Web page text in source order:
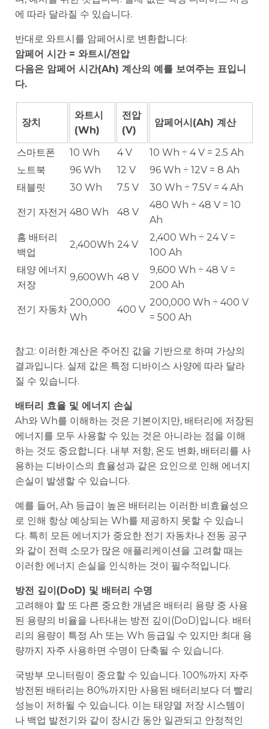
에 따라 달라질 수 있습니다.
반대로 와트시를 암페어시로 변환합니다:
암페어 시간 = 와트시/전압
다음은 암페어 시간(Ah) 계산의 예를 보여주는 표입니
다.
장치
와트시
(Wh)
전압
(V)
암페어시(Ah) 계산
스마트폰 10 Wh 4 V
10 Wh ÷ 4 V = 2.5 Ah
노트북
96 Wh 12 V
96 Wh ÷ 12V = 8 Ah
태블릿
30 Wh 7.5 V 30 Wh ÷ 7.5V = 4 Ah
전기 자전거 480 Wh 48 V
480 Wh ÷ 48 V = 10
Ah
홈 배터리
백업
2,400Wh 24 V
2,400 Wh ÷ 24 V =
100 Ah
태양 에너지
저장
9,600Wh 48 V
9,600 Wh ÷ 48 V =
200 Ah
전기 자동차
200,000
Wh
400 V
200,000 Wh ÷ 400 V
= 500 Ah
참고: 이러한 계산은 주어진 값을 기반으로 하며 가상의
결과입니다. 실제 값은 특정 디바이스 사양에 따라 달라
질 수 있습니다.
배터리 효율 및 에너지 손실
Ah와 Wh를 이해하는 것은 기본이지만, 배터리에 저장된
에너지를 모두 사용할 수 있는 것은 아니라는 점을 이해
하는 것도 중요합니다. 내부 저항, 온도 변화, 배터리를 사
용하는 디바이스의 효율성과 같은 요인으로 인해 에너지
손실이 발생할 수 있습니다.
예를 들어, Ah 등급이 높은 배터리는 이러한 비효율성으
로 인해 항상 예상되는 Wh를 제공하지 못할 수 있습니
다. 특히 모든 에너지가 중요한 전기 자동차나 전동 공구
와 같이 전력 소모가 많은 애플리케이션을 고려할 때는
이러한 에너지 손실을 인식하는 것이 필수적입니다.
방전 깊이(DoD) 및 배터리 수명
고려해야 할 또 다른 중요한 개념은 배터리 용량 중 사용
된 용량의 비율을 나타내는 방전 깊이(DoD)입니다. 배터
리의 용량이 특정 Ah 또는 Wh 등급일 수 있지만 최대 용
량까지 자주 사용하면 수명이 단축될 수 있습니다.
국방부 모니터링이 중요할 수 있습니다. 100%까지 자주
방전된 배터리는 80%까지만 사용된 배터리보다 더 빨리
성능이 저하될 수 있습니다. 이는 태양열 저장 시스템이
나 백업 발전기와 같이 장시간 동안 일관되고 안정적인